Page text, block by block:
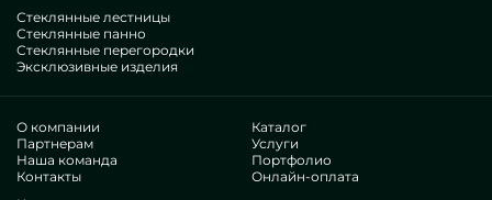
Стеклянные лестницы
Стеклянные панно
Стеклянные перегородки
Эксклюзивные изделия
О компании
Партнерам
Наша команда
Контакты
Каталог
Услуги
Портфолио
Онлайн-оплата